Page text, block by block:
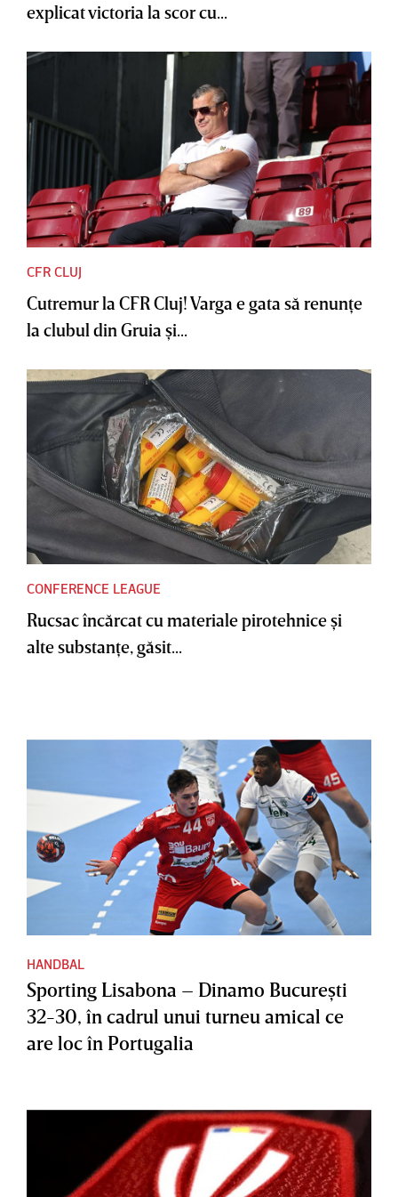
explicat victoria la scor cu...
CFR CLUJ
Cutremur la CFR Cluj! Varga e gata să renunţe
la clubul din Gruia şi...
CONFERENCE LEAGUE
Rucsac încărcat cu materiale pirotehnice şi
alte substanţe, găsit...
HANDBAL
Sporting Lisabona – Dinamo Bucureşti
32-30, în cadrul unui turneu amical ce
are loc în Portugalia